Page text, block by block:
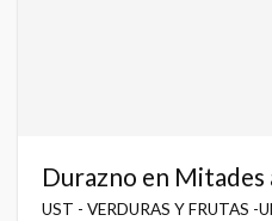
Durazno en Mitades
UST - VERDURAS Y FRUTAS -